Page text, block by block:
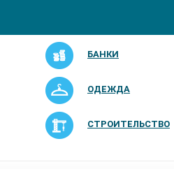
БАНКИ
ОДЕЖДА
СТРОИТЕЛЬСТВО